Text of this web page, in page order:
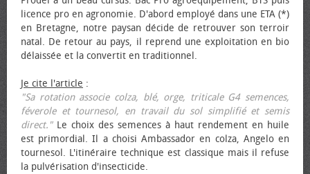
licence pro en agronomie. D'abord employé dans une ETA (*)
en Bretagne, notre paysan décide de retrouver son terroir
natal. De retour au pays, il reprend une exploitation en bio
délaissée et la convertit en traditionnel.
Je cite l'article :
"Sa rotation associe colza, blé, orge, triticale G4 semences,
féverole et tournesol, en travail du sol simplifié et semis
direct."Le choix des semences à haut rendement en huile
est primordial. Il a choisi Ambassador en colza, Angelo en
tournesol. L'itinéraire technique est classique mais il refuse
la pulvérisation d'insecticide.